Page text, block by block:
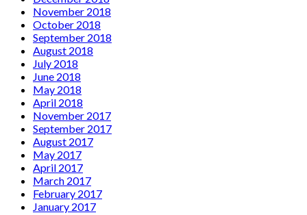
November 2018
October 2018
September 2018
August 2018
July 2018
June 2018
May 2018
April 2018
November 2017
September 2017
August 2017
May 2017
April 2017
March 2017
February 2017
January 2017